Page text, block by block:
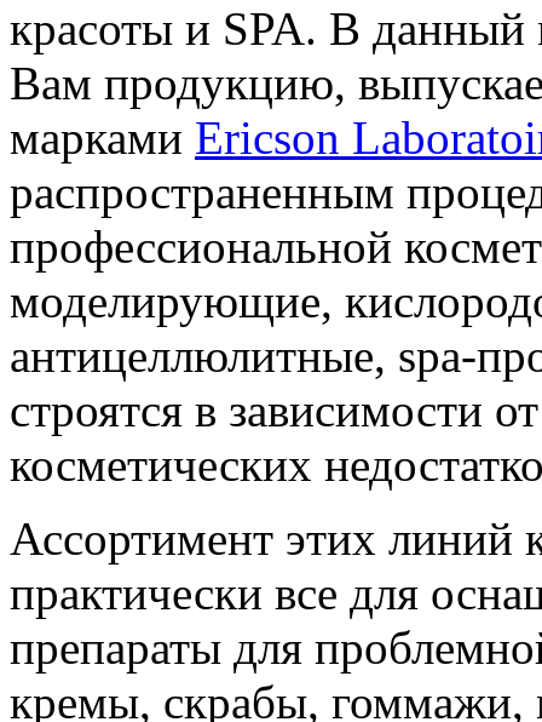
красоты и SPA. В
Вам продукцию,
марками Ericson
распространенным
профессиональной
моделирующие,
антицеллюлитные, spa-
строятся в зависимости
косметических
Ассортимент этих линий
практически все для
препараты для
кремы, скрабы, гоммажи,